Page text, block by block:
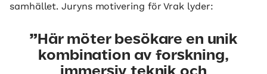
samhället. Juryns motivering för Vrak lyder:
Här möter besökare en unik
kombination av forskning,